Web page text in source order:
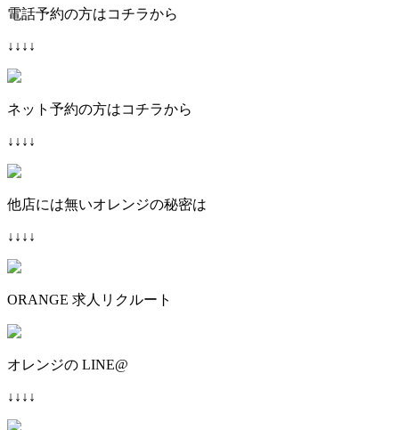
電話予約の方はコチラから
↓↓↓↓
ネット予約の方はコチラから
↓↓↓↓
他店には無いオレンジの秘密は
↓↓↓↓
ORANGE 求人リクルート
オレンジの LINE@
↓↓↓↓